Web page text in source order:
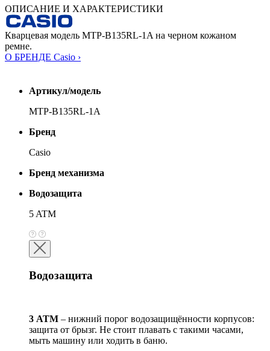
ОПИСАНИЕ И ХАРАКТЕРИСТИКИ
Кварцевая модель MTP-B135RL-1A на черном кожаном
ремне.
О БРЕНДЕ Casio ›
Артикул/модель
MTP-B135RL-1A
Бренд
Casio
Бренд механизма
Водозащита
5 ATM
Водозащита
3 АТМ – нижний порог водозащищённости корпусов:
защита от брызг. Не стоит плавать с такими часами,
мыть машину или ходить в баню.